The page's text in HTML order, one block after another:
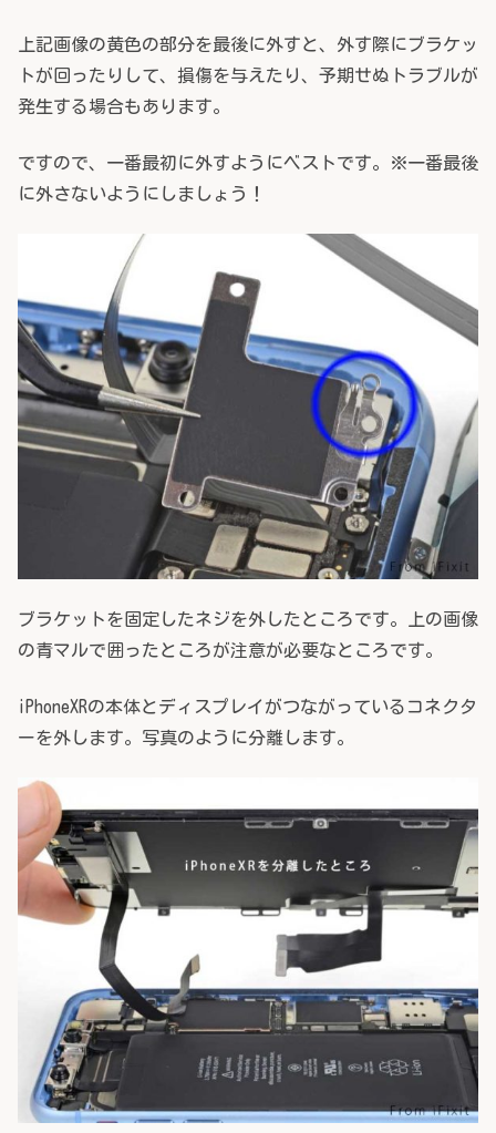
上記画像の黄色の部分を最後に外すと、外す際にブラケッ
トが回ったりして、損傷を与えたり、予期せぬトラブルが
発生する場合もあります。
ですので、一番最初に外すようにベストです。※一番最後
に外さないようにしましょう！
ブラケットを固定したネジを外したところです。上の画像
の青マルで囲ったところが注意が必要なところです。
iPhoneXRの本体とディスプレイがつながっているコネクタ
ーを外します。写真のように分離します。